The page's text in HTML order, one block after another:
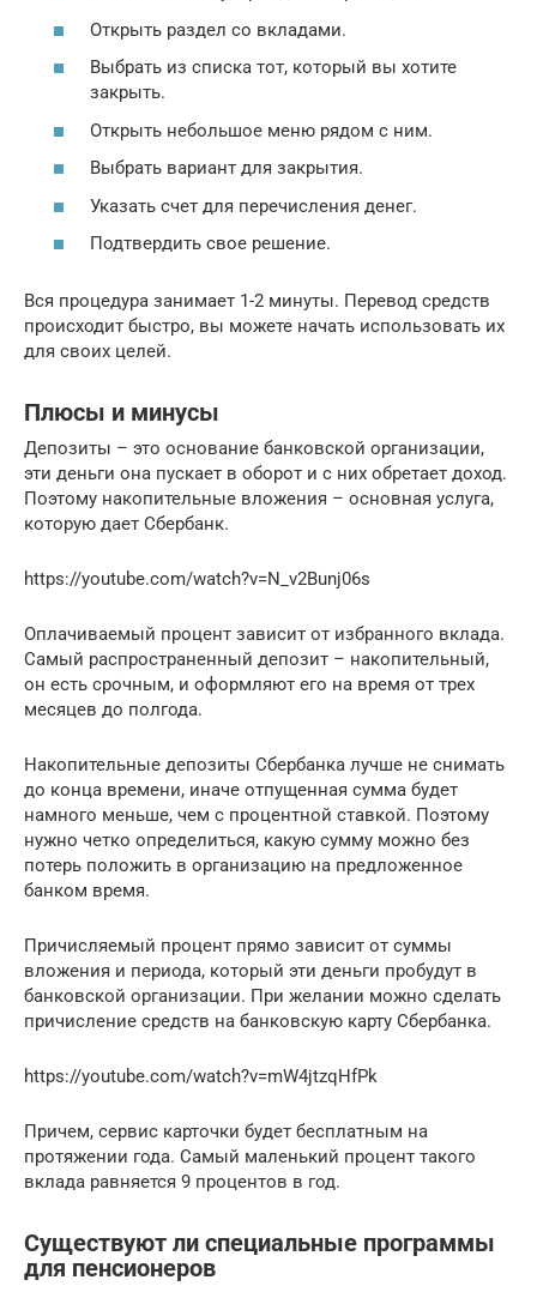
Открыть раздел со вкладами.
Выбрать из списка тот, который вы хотите
закрыть.
Открыть небольшое меню рядом с ним.
Выбрать вариант для закрытия.
Указать счет для перечисления денег.
Подтвердить свое решение.
Вся процедура занимает 1-2 минуты. Перевод средств
происходит быстро, вы можете начать использовать их
для своих целей.
Плюсы и минусы
Депозиты – это основание банковской организации,
эти деньги она пускает в оборот и с них обретает доход.
Поэтому накопительные вложения – основная услуга,
которую дает Сбербанк.
https://youtube.com/watch?v=N_v2Bunj06s
Оплачиваемый процент зависит от избранного вклада.
Самый распространенный депозит – накопительный,
он есть срочным, и оформляют его на время от трех
месяцев до полгода.
Накопительные депозиты Сбербанка лучше не снимать
до конца времени, иначе отпущенная сумма будет
намного меньше, чем с процентной ставкой. Поэтому
нужно четко определиться, какую сумму можно без
потерь положить в организацию на предложенное
банком время.
Причисляемый процент прямо зависит от суммы
вложения и периода, который эти деньги пробудут в
банковской организации. При желании можно сделать
причисление средств на банковскую карту Сбербанка.
https://youtube.com/watch?v=mW4jtzqHfPk
Причем, сервис карточки будет бесплатным на
протяжении года. Самый маленький процент такого
вклада равняется 9 процентов в год.
Существуют ли специальные программы
для пенсионеров